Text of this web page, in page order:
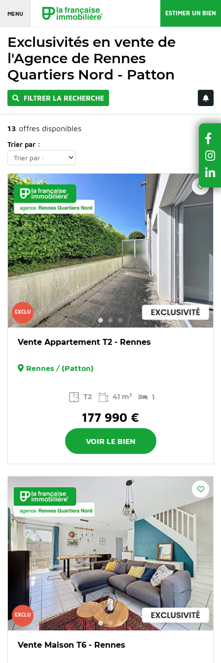
MENU ESTIMER UN BIEN
Exclusivités en vente de
l'Agence de Rennes
Quartiers Nord - Patton
FILTRER LA RECHERCHE
13 offres disponibles
Trier par :
EXCLU
Vente Appartement T2 - Rennes
Rennes / (Patton)
T2 41 m² 1
177 990 €
VOIR LE BIEN
EXCLU
Vente Maison T6 - Rennes